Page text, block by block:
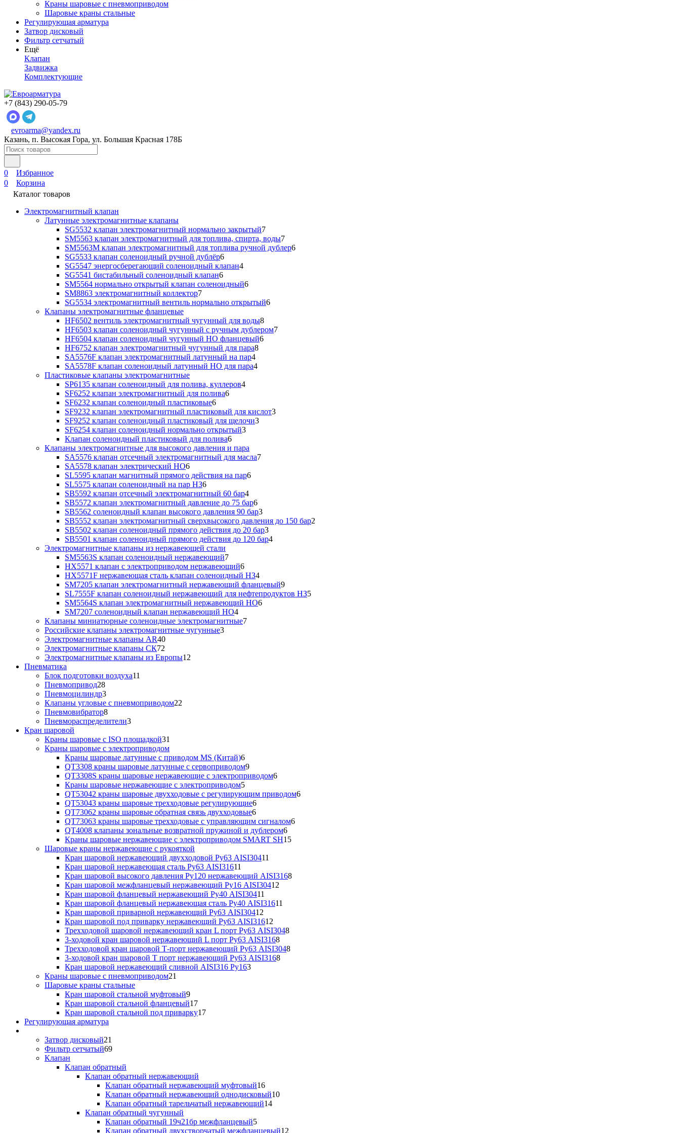
Краны шаровые с пневмоприводом
Шаровые краны стальные
Регулирующая арматура
Затвор дисковый
Фильтр сетчатый
Ещё
Клапан
Задвижка
Комплектующие
+7 (843) 290-05-79
evroarma@yandex.ru
Казань, п. Высокая Гора, ул. Большая Красная 178Б
0
Избранное
0
Корзина
Каталог товаров
Электромагнитный клапан
Латунные электромагнитные клапаны
SG5532 клапан электромагнитный нормально закрытый7
SM5563 клапан электромагнитный для топлива, спирта, воды7
SM5563M клапан электромагнитный для топлива ручной дублер6
SG5533 клапан соленоидный ручной дублёр6
SG5547 энергосберегающий соленоидный клапан4
SG5541 бистабильный соленоидный клапан6
SM5564 нормально открытый клапан соленоидный6
SM8863 электромагнитный коллектор7
SG5534 электромагнитный вентиль нормально открытый6
Клапаны электромагнитные фланцевые
HF6502 вентиль электромагнитный чугунный для воды8
HF6503 клапан соленоидный чугунный с ручным дублером7
HF6504 клапан соленоидный чугунный НО фланцевый6
HF6752 клапан электромагнитный чугунный для пара8
SA5576F клапан электромагнитный латунный на пар4
SA5578F клапан соленоидный латунный НО для пара4
Пластиковые клапаны электромагнитные
SP6135 клапан соленоидный для полива, куллеров4
SF6252 клапан электромагнитный для полива6
SF6232 клапан соленоидный пластиковые6
SF9232 клапан электромагнитный пластиковый для кислот3
SF9252 клапан соленоидный пластиковый для щелочи3
SF6254 клапан соленоидный нормально открытый3
Клапан соленоидный пластиковый для полива6
Клапаны электромагнитные для высокого давления и пара
SA5576 клапан отсечный электромагнитный для масла7
SA5578 клапан электрический НО6
SL5595 клапан магнитный прямого действия на пар6
SL5575 клапан соленоидный на пар НЗ6
SB5592 клапан отсечный электромагнитный 60 бар4
SB5572 клапан электромагнитный давление до 75 бар6
SB5562 соленоидный клапан высокого давления 90 бар3
SB5552 клапан электромагнитный сверхвысокого давления до 150 бар2
SB5502 клапан соленоидный прямого действия до 20 бар3
SB5501 клапан соленоидный прямого действия до 120 бар4
Электромагнитные клапаны из нержавеющей стали
SM5563S клапан соленоидный нержавеющий7
HX5571 клапан с электроприводом нержавеющий6
HX5571F нержавеющая сталь клапан соленоидный НЗ4
SM7205 клапан электромагнитный нержавеющий фланцевый9
SL7555F клапан соленоидный нержавеющий для нефтепродуктов НЗ5
SM5564S клапан электромагнитный нержавеющий НО6
SM7207 соленоидный клапан нержавеющий НО4
Клапаны миниатюрные соленоидные электромагнитные7
Российские клапаны электромагнитные чугунные3
Электромагнитные клапаны AR40
Электромагнитные клапаны СК72
Электромагнитные клапаны из Европы12
Пневматика
Блок подготовки воздуха11
Пневмопривод28
Пневмоцилиндр3
Клапаны угловые с пневмоприводом22
Пневмовибратор8
Пневмораспределители3
Кран шаровой
Краны шаровые с ISO площадкой31
Краны шаровые с электроприводом
Краны шаровые латунные с приводом MS (Китай)6
QT3308 краны шаровые латунные с сервоприводом9
QT3308S краны шаровые нержавеющие с электроприводом6
Краны шаровые нержавеющие с электроприводом5
QT53042 краны шаровые двухходовые с регулирующим приводом6
QT53043 краны шаровые трехходовые регулирующие6
QT73062 краны шаровые обратная связь двухходовые6
QT73063 краны шаровые трехходовые с управляющим сигналом6
QT4008 клапаны зональные возвратной пружиной и дублером6
Краны шаровые нержавеющие с электроприводом SMART SH15
Шаровые краны нержавеющие с рукояткой
Кран шаровой нержавеющий двухходовой Ру63 AISI30411
Кран шаровой нержавеющая сталь Ру63 AISI31611
Кран шаровой высокого давления Ру120 нержавеющий AISI3168
Кран шаровой межфланцевый нержавеющий Ру16 AISI30412
Кран шаровой фланцевый нержавеющий Ру40 AISI30411
Кран шаровой фланцевый нержавеющая сталь Ру40 AISI31611
Кран шаровой приварной нержавеющий Ру63 AISI30412
Кран шаровой под приварку нержавеющий Ру63 AISI31612
Трехходовой шаровой нержавеющий кран L порт Ру63 AISI3048
3-ходовой кран шаровой нержавеющий L порт Ру63 AISI3168
Трехходовой кран шаровой Т-порт нержавеющий Ру63 AISI3048
3-ходовой кран шаровой Т порт нержавеющий Ру63 AISI3168
Кран шаровой нержавеющий сливной AISI316 Ру163
Краны шаровые с пневмоприводом21
Шаровые краны стальные
Кран шаровой стальной муфтовый9
Кран шаровой стальной фланцевый17
Кран шаровой стальной под приварку17
Регулирующая арматура
Затвор дисковый21
Фильтр сетчатый69
Клапан
Клапан обратный
Клапан обратный нержавеющий
Клапан обратный нержавеющий муфтовый16
Клапан обратный нержавеющий однодисковый10
Клапан обратный тарельчатый нержавеющий14
Клапан обратный чугунный
Клапан обратный 19ч21бр межфланцевый5
Клапан обратный двухстворчатый межфланцевый12